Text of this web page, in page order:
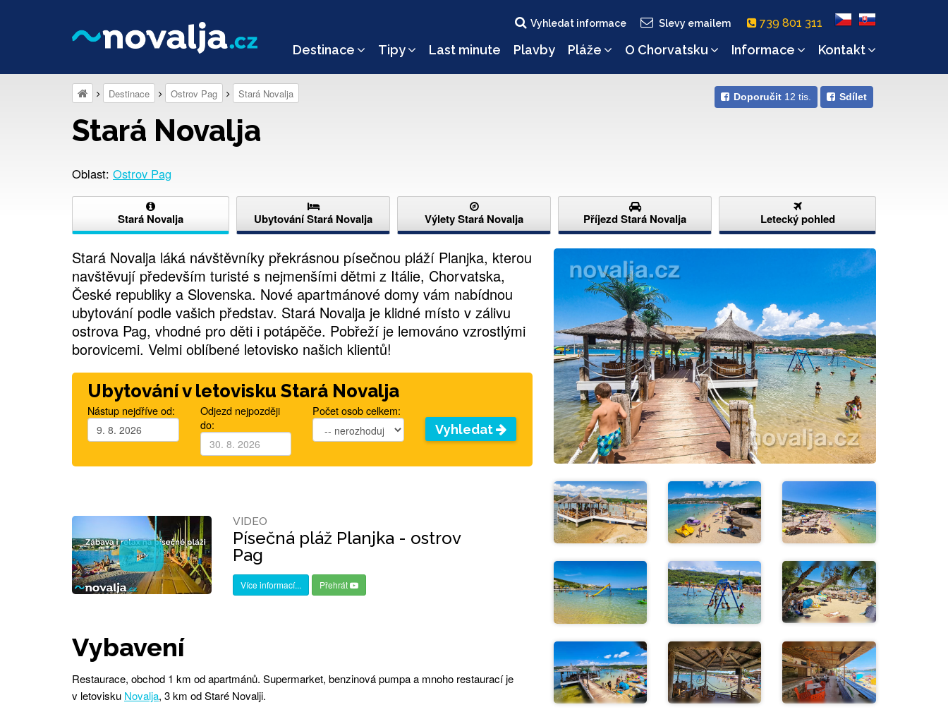
Vyhledat informace Slevy emailem 739 801 311
Destinace Tipy Last minute Plavby Pláže O Chorvatsku Informace Kontakt
Doporučit 12 tis. Sdílet
Destinace Ostrov Pag Stará Novalja
Stará Novalja
Oblast: Ostrov Pag
Stará Novalja Ubytování Stará Novalja Výlety Stará Novalja Příjezd Stará Novalja Letecký pohled
Stará Novalja láká návštěvníky překrásnou písečnou pláží Planjka, kterou
navštěvují především turisté s nejmenšími dětmi z Itálie, Chorvatska,
České republiky a Slovenska. Nové apartmánové domy vám nabídnou
ubytování podle vašich představ. Stará Novalja je klidné místo v zálivu
ostrova Pag, vhodné pro děti i potápěče. Pobřeží je lemováno vzrostlými
borovicemi. Velmi oblíbené letovisko našich klientů!
Ubytování v letovisku Stará Novalja
Nástup nejdříve od:
Odjezd nejpozději
do:
Počet osob celkem:
Vyhledat
VIDEO
Písečná pláž Planjka - ostrov
Pag
Více informací... Přehrát
Vybavení
Restaurace, obchod 1 km od apartmánů. Supermarket, benzinová pumpa a mnoho restaurací je
v letovisku Novalja, 3 km od Staré Novalji.